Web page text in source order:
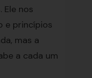
Ele nos
e princípios
mas a
a cada um